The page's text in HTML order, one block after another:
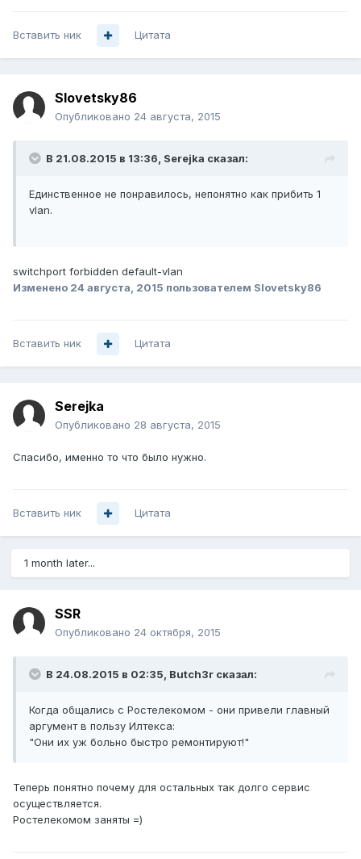
Вставить ник Цитата
Slovetsky86
Опубликовано 24 августа, 2015
В 21.08.2015 в 13:36, Serejka сказал:
Единственное не понравилось, непонятно как прибить 1
vlan.
switchport forbidden default-vlan
Изменено 24 августа, 2015 пользователем Slovetsky86
Вставить ник Цитата
Serejka
Опубликовано 28 августа, 2015
Спасибо, именно то что было нужно.
Вставить ник Цитата
1 month later...
SSR
Опубликовано 24 октября, 2015
В 24.08.2015 в 02:35, Butch3r сказал:
Когда общались с Ростелекомом - они привели главный
аргумент в пользу Илтекса:
"Они их уж больно быстро ремонтируют!"
Теперь понятно почему для остальных так долго сервис
осуществляется.
Ростелекомом заняты =)